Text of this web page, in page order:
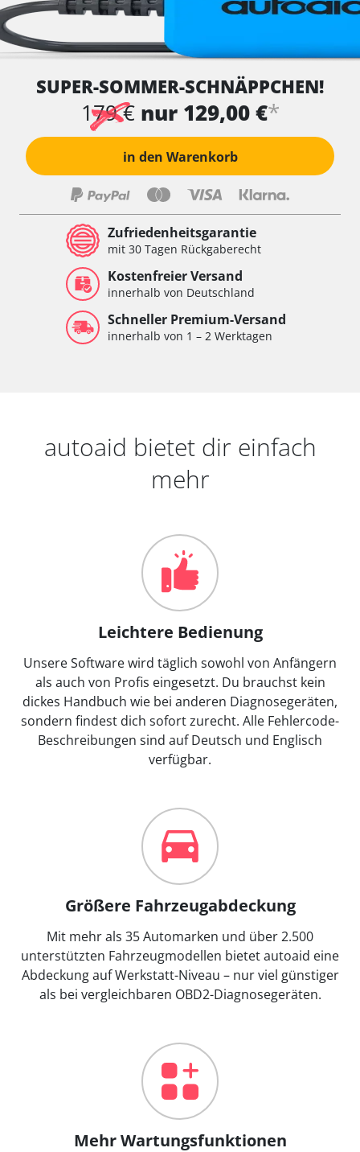
SUPER-SOMMER-SCHNÄPPCHEN!
179 € nur 129,00 €*
in den Warenkorb
Zufriedenheitsgarantie
mit 30 Tagen Rückgaberecht
Kostenfreier Versand
innerhalb von Deutschland
Schneller Premium-Versand
innerhalb von 1 – 2 Werktagen
autoaid bietet dir einfach
mehr
Leichtere Bedienung
Unsere Software wird täglich sowohl von Anfängern
als auch von Profis eingesetzt. Du brauchst kein
dickes Handbuch wie bei anderen Diagnosegeräten,
sondern findest dich sofort zurecht. Alle Fehlercode-
Beschreibungen sind auf Deutsch und Englisch
verfügbar.
Größere Fahrzeugabdeckung
Mit mehr als 35 Automarken und über 2.500
unterstützten Fahrzeugmodellen bietet autoaid eine
Abdeckung auf Werkstatt-Niveau – nur viel günstiger
als bei vergleichbaren OBD2-Diagnosegeräten.
Mehr Wartungsfunktionen